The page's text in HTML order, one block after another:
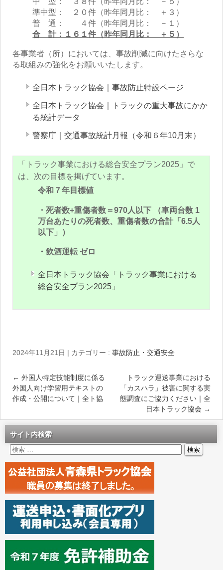
準中型： ２０件（昨年同月比： ＋３）
普 通： ４件（昨年同月比： －１）
合 計：１６１件（昨年同月比： ＋５）
各事業者（所）においては、事故削減に向けたさらな
る取組みの強化をお願いいたします。
全日本トラック協会｜事故防止特設ページ
全日本トラック協会｜トラックの重大事故にかか
る統計データ
警察庁｜交通事故統計月報（令和６年10月末）
「トラック事業における総合安全プラン2025」で
は、次の目標を掲げています。
令和７年目標値
・死者数+重傷者数＝970人以下 （⾞両台数 1
万台あたりの死者数、重傷者数の合計「6.5人
以下」）
・飲酒運転 ゼロ
全日本トラック協会「トラック事業における
総合安全プラン2025」
2024年11月21日 | カテゴリー :事故防止・交通安全
← 外国人特定技能制度に係る
外国人向け学習用テキストの
作成・公開について｜全ト協
トラック運送事業における
「カスハラ」被害に関する実
態調査にご協力ください｜全
日本トラック協会 →
サイト内検索